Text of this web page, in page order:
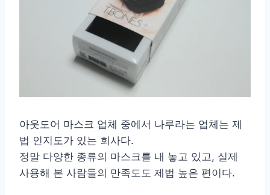
아웃도어 마스크 업체 중에서 나루라는 업체는 제
법 인지도가 있는 회사다.
정말 다양한 종류의 마스크를 내 놓고 있고, 실제
사용해 본 사람들의 만족도도 제법 높은 편이다.